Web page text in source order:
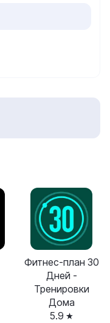
Фитнес-план 30
Дней -
Тренировки
Дома
5.9